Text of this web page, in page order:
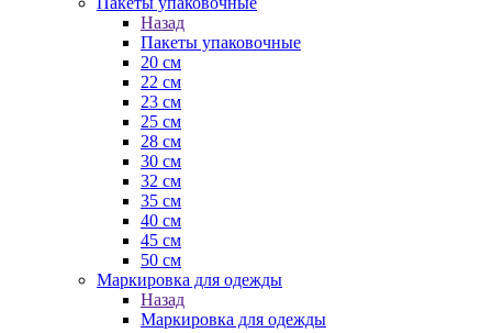
Назад
Пакеты упаковочные
20 см
22 см
23 см
25 см
28 см
30 см
32 см
35 см
40 см
45 см
50 см
Маркировка для одежды
Назад
Маркировка для одежды